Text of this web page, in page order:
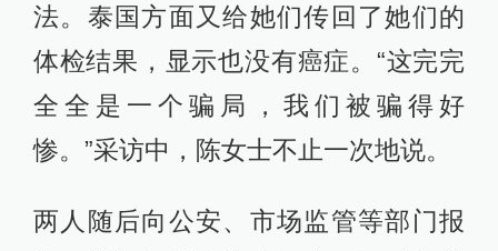
法。泰国方面又给她们传回了她们的
体检结果，显示也没有癌症。“这完完
全全是一个骗局，我们被骗得好
惨。”采访中，陈女士不止一次地说。
两人随后向公安、市场监管等部门报